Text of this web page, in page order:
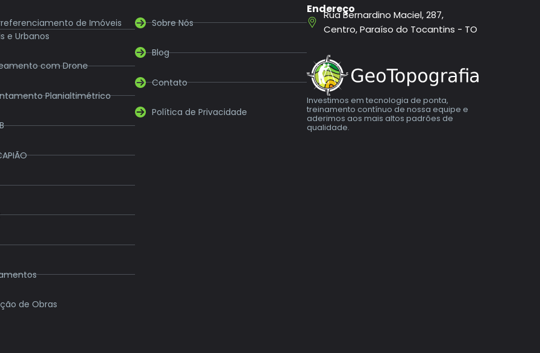
de Imóveis
e Urbanos
com Drone
Planialtimétrico
de Obras
Sobre Nós
Blog
Contato
Política de Privacidade
Endereço
Rua Bernardino Maciel, 287,
Centro, Paraíso do Tocantins - TO
Investimos em tecnologia de ponta,
treinamento contínuo de nossa equipe e
aderimos aos mais altos padrões de
qualidade.